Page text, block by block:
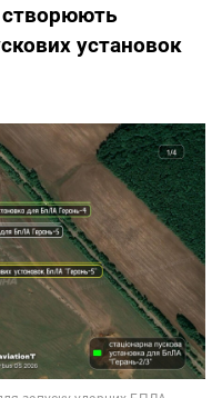
створюють
установок